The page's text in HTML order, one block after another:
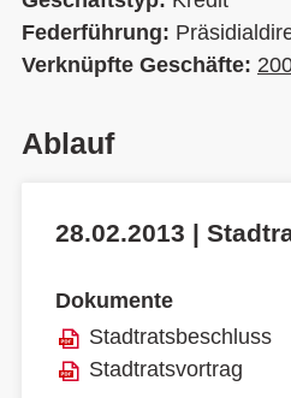
Federführung:
Verknüpfte Geschäfte:
Ablauf
28.02.2013 |
Dokumente
Stadtratsbeschluss
Stadtratsvortrag